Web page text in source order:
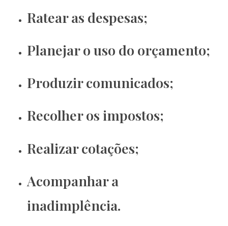
Ratear as despesas;
Planejar o uso do orçamento;
Produzir comunicados;
Recolher os impostos;
Realizar cotações;
Acompanhar a
inadimplência.